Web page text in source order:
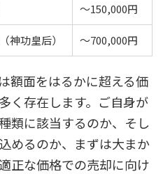
～150,000円
神功皇后） ～700,000円
額面をはるかに超える価
く存在します。ご自身が
類に該当するのか、そし
めるのか、まずは大まか
正な価格での売却に向け